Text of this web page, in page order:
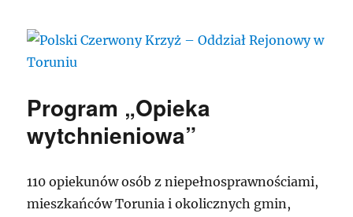
Program „Opieka
wytchnieniowa”
110 opiekunów osób z niepełnosprawnościami,
mieszkańców Torunia i okolicznych gmin,